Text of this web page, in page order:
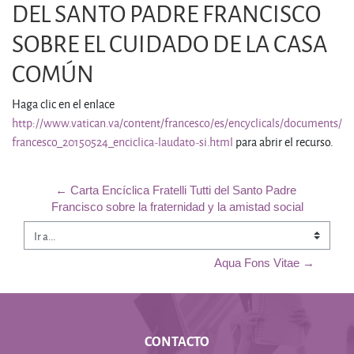
DEL SANTO PADRE FRANCISCO
SOBRE EL CUIDADO DE LA CASA
COMÚN
Haga clic en el enlace
http://www.vatican.va/content/francesco/es/encyclicals/documents/
francesco_20150524_enciclica-laudato-si.html para abrir el recurso.
← Carta Encíclica Fratelli Tutti del Santo Padre
Francisco sobre la fraternidad y la amistad social
Ir a...
Aqua Fons Vitae →
CONTACTO